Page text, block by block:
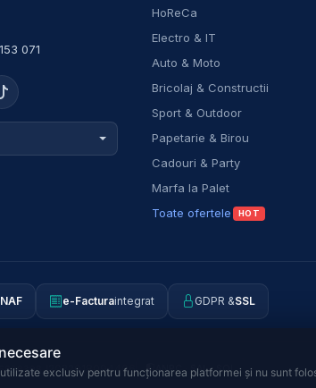
071
HoReCa
Electro & IT
Auto & Moto
Bricolaj & Constructii
Sport & Outdoor
Papetarie & Birou
Cadouri & Party
Marfa la Palet
Toate ofertele
HOT
e-Facturaintegrat GDPR &SSL
J2022018094406 ANPC · SAL · SOL
exclusiv pentru funcționarea platformei și nu sunt